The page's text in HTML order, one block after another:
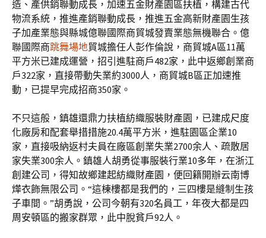
造、產供銷聯動成長，加速五金財產園區扶植，構建古代
物流系統，推進產銷聯動成長，推進五金高新財產園生孩
子加產業態與縣城億聯國際商貿城發賣業態無機聯合。億
聯國際商跳舞場地貿城擔任人彭作倫說，商貿城A區11萬
平方米已建成運營，招引進駐商戶482家，此中返鄉創業商
戶322家，直接帶動失業約3000人，商貿城B區正加速推
動，已提早完成招商350家。
不只這般，鎮雄還鼎力扶植紡織服裝財產園，已建成尺度
化廠房和配套舉措措施20.4萬平方米，進駐園區企業10
家，直接吸納返村夫員在廠區創業失業2700余人、疏散居
家失業300余人。鎮雄人胡勇從事服裝行業10多年，在浙江
創建公司，得知故鄉建起紡織財產園，便回籍開辦云南博
燁衣飾無限公司。“這棟樓都是我們的，三四樓是縫制生孩
子車間。”胡勇說，公司今朝有320名員工，年夜大都是四
周安頓區的搬家群眾，此中脫貧戶92人。